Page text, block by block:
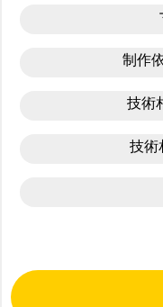
制作
技術
技術